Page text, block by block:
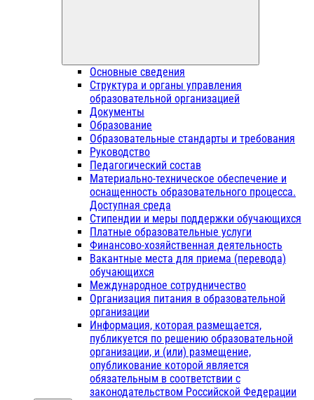
Основные сведения
Структура и органы управления
образовательной организацией
Документы
Образование
Образовательные стандарты и требования
Руководство
Педагогический состав
Материально-техническое обеспечение и
оснащенность образовательного процесса.
Доступная среда
Стипендии и меры поддержки обучающихся
Платные образовательные услуги
Финансово-хозяйственная деятельность
Вакантные места для приема (перевода)
обучающихся
Международное сотрудничество
Организация питания в образовательной
организации
Информация, которая размещается,
публикуется по решению образовательной
организации, и (или) размещение,
опубликование которой является
обязательным в соответствии с
законодательством Российской Федерации